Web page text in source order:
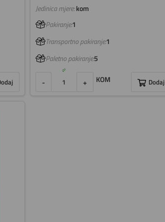
Jedinica mjere:kom
Pakiranje:1
Transportno pakiranje:1
Paletno pakiranje:5
- + KOM Dodaj